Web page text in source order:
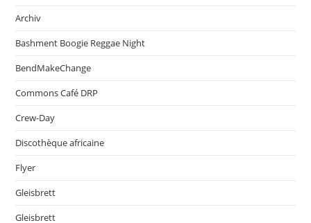
Archiv
Bashment Boogie Reggae Night
BendMakeChange
Commons Café DRP
Crew-Day
Discothèque africaine
Flyer
Gleisbrett
Gleisbrett